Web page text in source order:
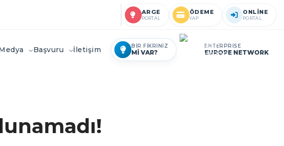
ARGE
PORTAL
ÖDEME
YAP
ONLİNE
PORTAL
Başvuru İletişim BİR FİKRİNİZ
Mİ VAR?
ENTERPRİSE
EUROPE NETWORK